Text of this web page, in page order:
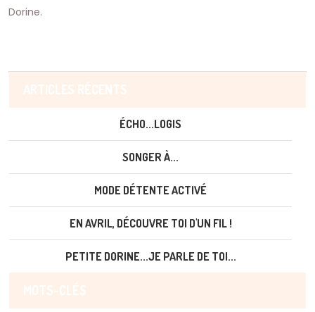
Dorine.
ÉCHO...LOGIS
SONGER À...
MODE DÉTENTE ACTIVÉ
EN AVRIL, DÉCOUVRE TOI D'UN FIL !
PETITE DORINE...JE PARLE DE TOI...